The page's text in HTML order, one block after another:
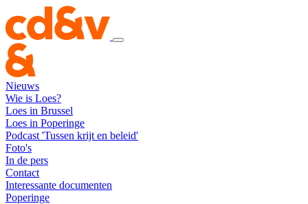
Nieuws
Wie is Loes?
Loes in Brussel
Loes in Poperinge
Podcast 'Tussen krijt en beleid'
Foto's
In de pers
Contact
Interessante documenten
Poperinge